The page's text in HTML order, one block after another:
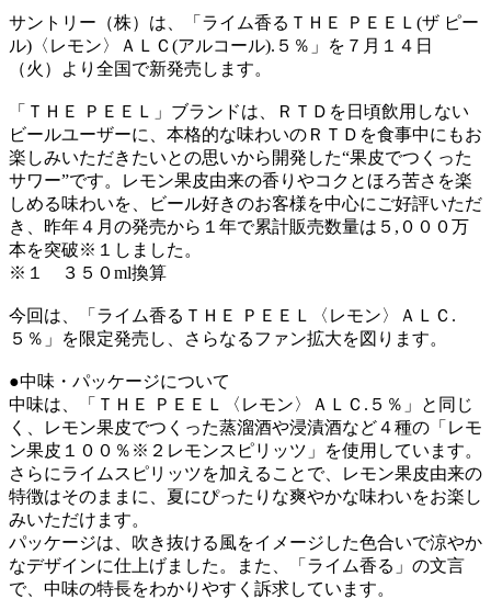
サントリー（株）は、「ライム香るＴＨＥ ＰＥＥＬ(ザ ピー
ル)〈レモン〉ＡＬＣ(アルコール).５％」を７月１４日
（火）より全国で新発売します。
「ＴＨＥ ＰＥＥＬ」ブランドは、ＲＴＤを日頃飲用しない
ビールユーザーに、本格的な味わいのＲＴＤを食事中にもお
楽しみいただきたいとの思いから開発した“果皮でつくった
サワー”です。レモン果皮由来の香りやコクとほろ苦さを楽
しめる味わいを、ビール好きのお客様を中心にご好評いただ
き、昨年４月の発売から１年で累計販売数量は５,０００万
本を突破※１しました。
※１ ３５０ml換算
今回は、「ライム香るＴＨＥ ＰＥＥＬ〈レモン〉ＡＬＣ.
５％」を限定発売し、さらなるファン拡大を図ります。
●中味・パッケージについて
中味は、「ＴＨＥ ＰＥＥＬ〈レモン〉ＡＬＣ.５％」と同じ
く、レモン果皮でつくった蒸溜酒や浸漬酒など４種の「レモ
ン果皮１００％※２レモンスピリッツ」を使用しています。
さらにライムスピリッツを加えることで、レモン果皮由来の
特徴はそのままに、夏にぴったりな爽やかな味わいをお楽し
みいただけます。
パッケージは、吹き抜ける風をイメージした色合いで涼やか
なデザインに仕上げました。また、「ライム香る」の文言
で、中味の特長をわかりやすく訴求しています。